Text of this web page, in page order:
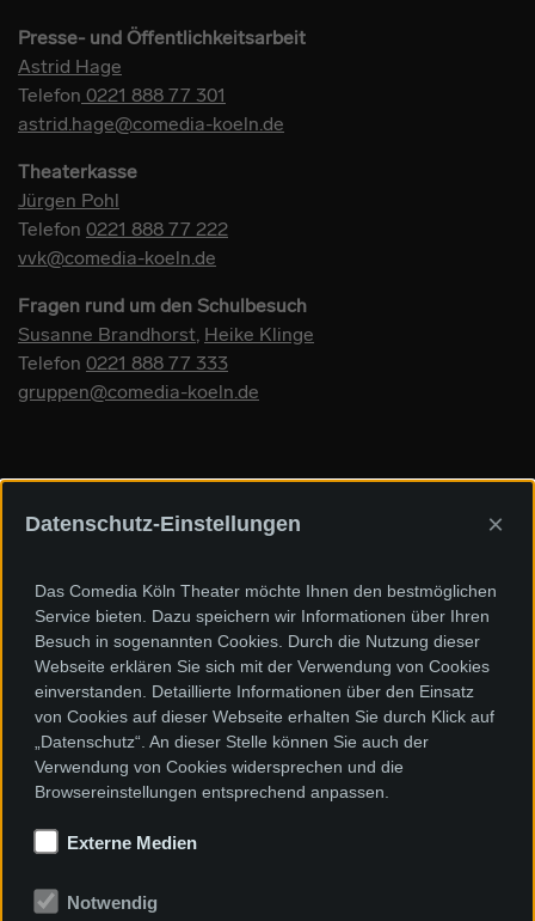
Presse- und Öffentlichkeitsarbeit
Astrid Hage
Telefon 0221 888 77 301
astrid.hage@comedia-koeln.de
Theaterkasse
Jürgen Pohl
Telefon 0221 888 77 222
vvk@comedia-koeln.de
Fragen rund um den Schulbesuch
Susanne Brandhorst, Heike Klinge
Telefon 0221 888 77 333
gruppen@comedia-koeln.de
Sponsoren und Förderer
Datenschutz-Einstellungen ×
Das Comedia Köln Theater möchte Ihnen den bestmöglichen
Service bieten. Dazu speichern wir Informationen über Ihren
Besuch in sogenannten Cookies. Durch die Nutzung dieser
Webseite erklären Sie sich mit der Verwendung von Cookies
einverstanden. Detaillierte Informationen über den Einsatz
von Cookies auf dieser Webseite erhalten Sie durch Klick auf
„Datenschutz“. An dieser Stelle können Sie auch der
Verwendung von Cookies widersprechen und die
Browsereinstellungen entsprechend anpassen.
Externe Medien
Notwendig